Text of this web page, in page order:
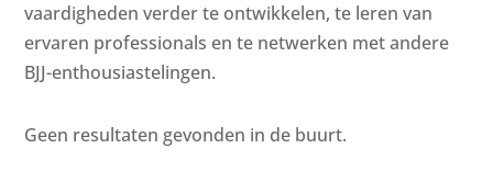
vaardigheden verder te ontwikkelen, te leren van
ervaren professionals en te netwerken met andere
BJJ-enthousiastelingen.
Geen resultaten gevonden in de buurt.